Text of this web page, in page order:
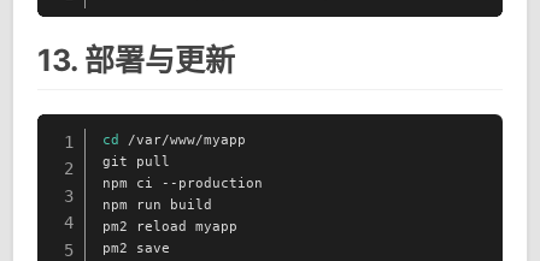
13. 部署与更新
1
2
3
4
5
cd /var/www/myapp
git pull
npm ci --production
npm run build
pm2 reload myapp
pm2 save